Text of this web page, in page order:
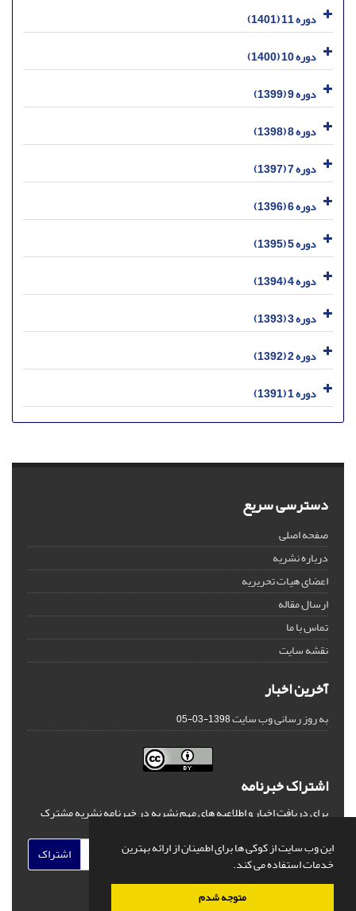
این وب سایت از کوکی ها برای اطمینان از ارائه بهترین
خدمات استفاده می کند.
متوجه شدم
دوره 11 (1401)
دوره 10 (1400)
دوره 9 (1399)
دوره 8 (1398)
دوره 7 (1397)
دوره 6 (1396)
دوره 5 (1395)
دوره 4 (1394)
دوره 3 (1393)
دوره 2 (1392)
دوره 1 (1391)
دسترسی سریع
صفحه اصلی
درباره نشریه
اعضای هیات تحریریه
ارسال مقاله
تماس با ما
نقشه سایت
آخرین اخبار
به روز رسانی وب سایت1398-03-05
اشتراک خبرنامه
برای دریافت اخبار و اطلاعیه های مهم نشریه در خبرنامه نشریه مشترک
اشتراک